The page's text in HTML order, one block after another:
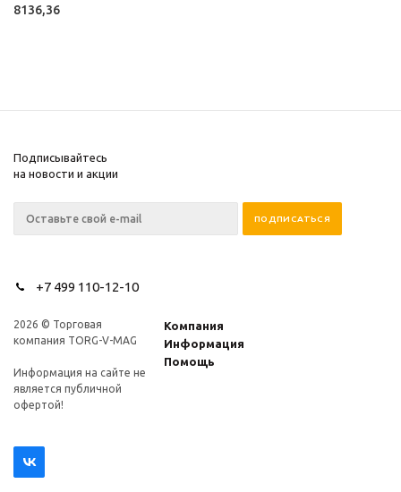
8136,36
Подписывайтесь
на новости и акции
+7 499 110-12-10
2026 © Торговая
компания TORG-V-MAG
Информация на сайте не
является публичной
офертой!
Компания
Информация
Помощь